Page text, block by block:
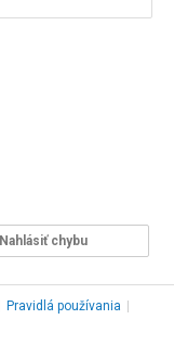
Nahlásiť chybu
Pravidlá používania